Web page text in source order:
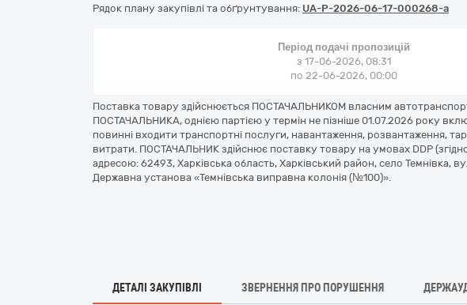
Рядок плану закупівлі та обґрунтування: UA-P-2026-06-17-000268-a
Період подачі пропозицій
з 17-06-2026, 08:31
по 22-06-2026, 00:00
Поставка товару здійснюється ПОСТАЧАЛЬНИКОМ власним
ПОСТАЧАЛЬНИКА, однією партією у термін не пізніше 01.07.2026 року
повинні входити транспортні послуги, навантаження, розвантаження,
витрати. ПОСТАЧАЛЬНИК здійснює поставку товару на умовах DDP
адресою: 62493, Харківська область, Харківський район, село Темнівка,
Державна установа «Темнівська виправна колонія (№100)».
ДЕТАЛІ ЗАКУПІВЛІ ЗВЕРНЕННЯ ПРО ПОРУШЕННЯ